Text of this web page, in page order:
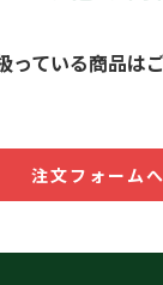
っている商品は
注文フォームへ